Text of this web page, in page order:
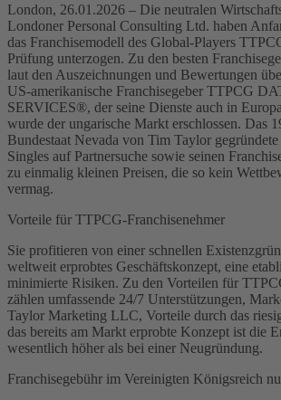
London, 26.01.2026 – Die neutralen
Londoner Personal Consulting Ltd. haben
das Franchisemodell des Global-Players
Prüfung unterzogen. Zu den besten
laut den Auszeichnungen und Bewertungen
US-amerikanische Franchisegeber TTPCG
SERVICES®, der seine Dienste auch in
wurde der ungarische Markt erschlossen. Das
Bundestaat Nevada von Tim Taylor
Singles auf Partnersuche sowie seinen
zu einmalig kleinen Preisen, die so kein
vermag.
Vorteile für TTPCG-Franchisenehmer
Sie profitieren von einer schnellen
weltweit erprobtes Geschäftskonzept, eine
minimierte Risiken. Zu den Vorteilen für
zählen umfassende 24/7 Unterstützungen,
Taylor Marketing LLC, Vorteile durch das
das bereits am Markt erprobte Konzept ist die
wesentlich höher als bei einer Neugründung.
Franchisegebühr im Vereinigten Königsreich